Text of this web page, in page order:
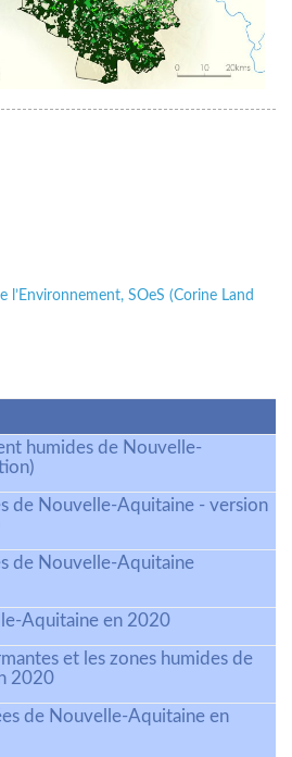
l’Environnement, SOeS (Corine Land
humides de Nouvelle-
de Nouvelle-Aquitaine - version
de Nouvelle-Aquitaine
Aquitaine en 2020
et les zones humides de
2020
de Nouvelle-Aquitaine en